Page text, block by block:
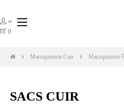
0
Basculer
☰
Maroquinerie Cuir Maroquinerie
SACS CUIR